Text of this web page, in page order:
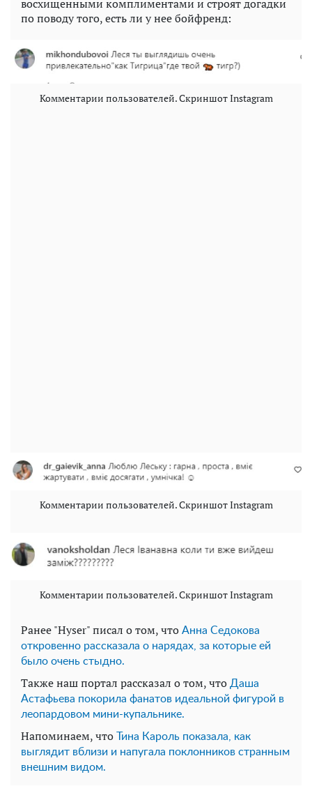
восхищенными комплиментами и строят догадки
по поводу того, есть ли у нее бойфренд:
Комментарии пользователей. Скриншот Instagram
Комментарии пользователей. Скриншот Instagram
Комментарии пользователей. Скриншот Instagram
Ранее "Hyser" писал о том, что Анна Седокова
откровенно рассказала о нарядах, за которые ей
было очень стыдно.
Также наш портал рассказал о том, что Даша
Астафьева покорила фанатов идеальной фигурой в
леопардовом мини-купальнике.
Напоминаем, что
Тина Кароль показала, как
выглядит вблизи и напугала поклонников странным
внешним видом.